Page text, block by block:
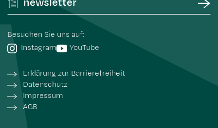
newsletter
Besuchen Sie uns auf:
Instagram
YouTube
Erklärung zur Barrierefreiheit
Datenschutz
Impressum
AGB